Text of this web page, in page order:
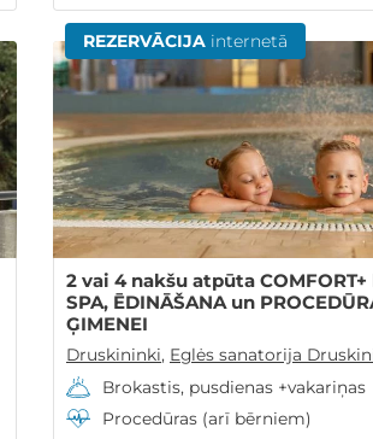
REZERVĀCIJA internetā
2 vai 4 nakšu atpūta
SPA, ĒDINĀŠANA un
ĢIMENEI
Druskininki, Eglės sanatorija
Brokastis, pusdienas +vakariņas
Procedūras (arī bērniem)